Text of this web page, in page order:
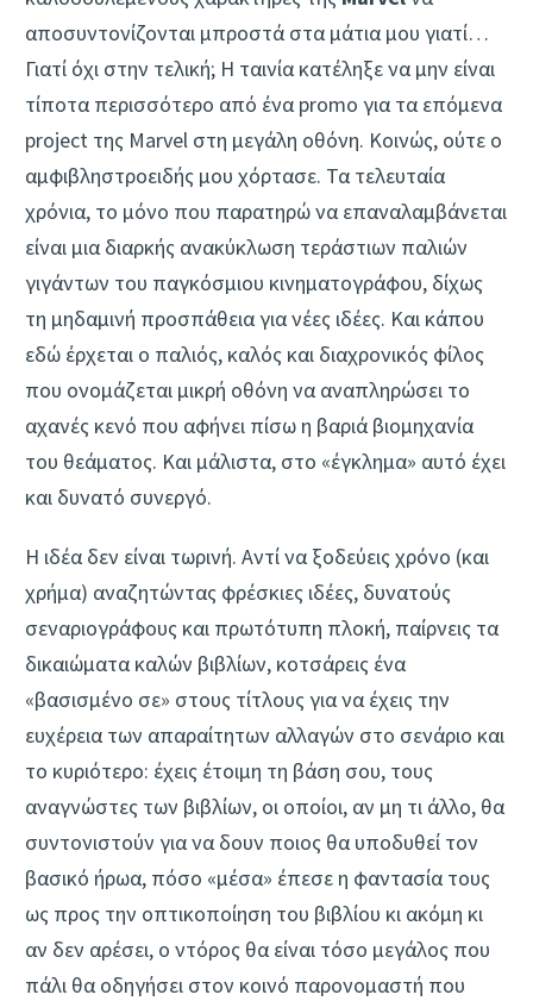
αποσυντονίζονται μπροστά στα μάτια μου γιατί…
Γιατί όχι στην τελική; Η ταινία κατέληξε να μην είναι
τίποτα περισσότερο από ένα promo για τα επόμενα
project της Marvel στη μεγάλη οθόνη. Κοινώς, ούτε ο
αμφιβληστροειδής μου χόρτασε. Τα τελευταία
χρόνια, το μόνο που παρατηρώ να επαναλαμβάνεται
είναι μια διαρκής ανακύκλωση τεράστιων παλιών
γιγάντων του παγκόσμιου κινηματογράφου, δίχως
τη μηδαμινή προσπάθεια για νέες ιδέες. Και κάπου
εδώ έρχεται ο παλιός, καλός και διαχρονικός φίλος
που ονομάζεται μικρή οθόνη να αναπληρώσει το
αχανές κενό που αφήνει πίσω η βαριά βιομηχανία
του θεάματος. Και μάλιστα, στο «έγκλημα» αυτό έχει
και δυνατό συνεργό.
Η ιδέα δεν είναι τωρινή. Αντί να ξοδεύεις χρόνο (και
χρήμα) αναζητώντας φρέσκιες ιδέες, δυνατούς
σεναριογράφους και πρωτότυπη πλοκή, παίρνεις τα
δικαιώματα καλών βιβλίων, κοτσάρεις ένα
«βασισμένο σε» στους τίτλους για να έχεις την
ευχέρεια των απαραίτητων αλλαγών στο σενάριο και
το κυριότερο: έχεις έτοιμη τη βάση σου, τους
αναγνώστες των βιβλίων, οι οποίοι, αν μη τι άλλο, θα
συντονιστούν για να δουν ποιος θα υποδυθεί τον
βασικό ήρωα, πόσο «μέσα» έπεσε η φαντασία τους
ως προς την οπτικοποίηση του βιβλίου κι ακόμη κι
αν δεν αρέσει, ο ντόρος θα είναι τόσο μεγάλος που
πάλι θα οδηγήσει στον κοινό παρονομαστή που